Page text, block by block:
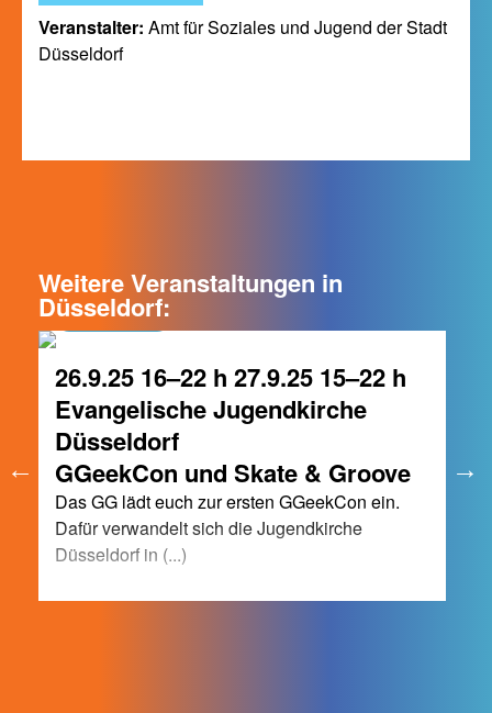
Veranstalter: Amt für Soziales und Jugend der Stadt
Düsseldorf
Weitere Veranstaltungen in
Düsseldorf:
Düsseldorf
26.9.25 16–22 h 27.9.25 15–22 h
Evangelische Jugendkirche
Düsseldorf
GGeekCon und Skate & Groove
Das GG lädt euch zur ersten GGeekCon ein.
Dafür verwandelt sich die Jugendkirche
Düsseldorf in (...)